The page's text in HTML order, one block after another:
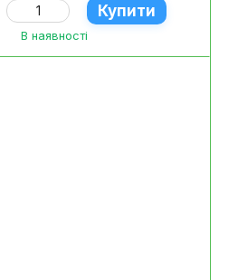
Купити
В наявності